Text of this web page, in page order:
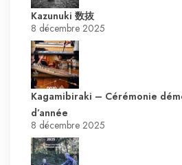
Kazunuki 数抜
8 décembre 2025
Kagamibiraki – Cérémonie
d’année
8 décembre 2025